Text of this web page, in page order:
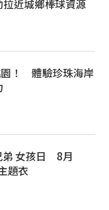
近城鄉棒球資源
！ 體驗珍珠海岸
弟 女孩日 8月
題衣